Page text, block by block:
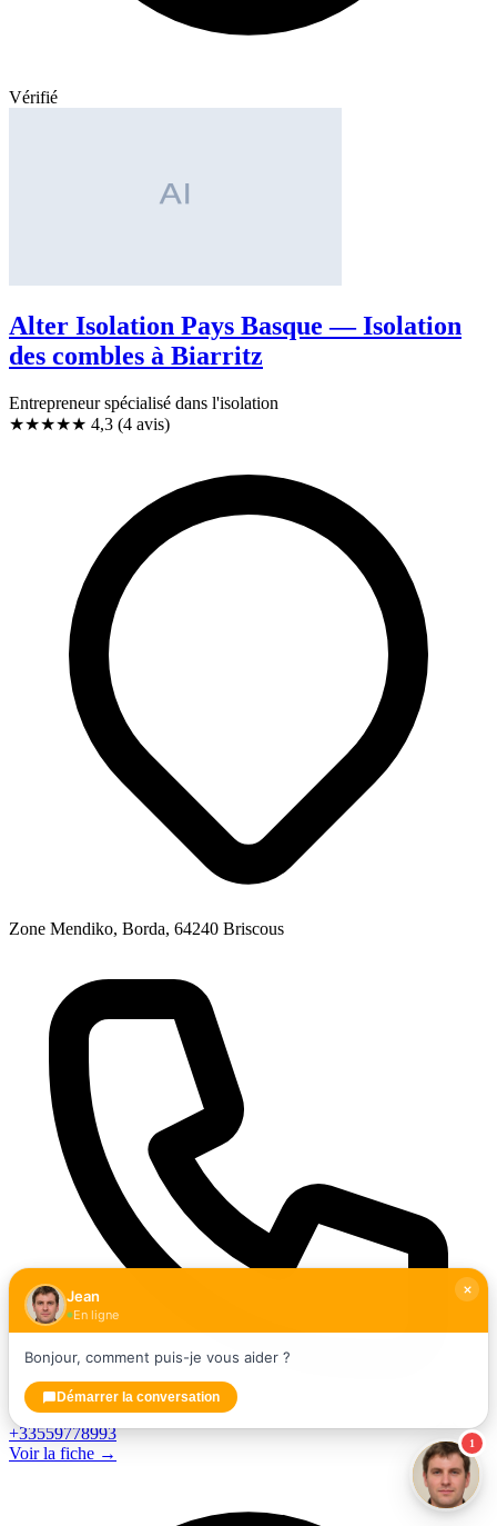
Vérifié
Alter Isolation Pays Basque — Isolation
des combles à Biarritz
Entrepreneur spécialisé dans l'isolation
★★★★★ 4,3 (4 avis)
Zone Mendiko, Borda, 64240 Briscous
+33559778993
Voir la fiche →
1
Jean
En ligne
Bonjour, comment puis-je vous aider ?
Démarrer la conversation